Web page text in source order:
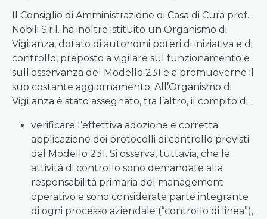
Il Consiglio di Amministrazione di Casa di Cura prof.
Nobili S.r.l. ha inoltre istituito un Organismo di
Vigilanza, dotato di autonomi poteri di iniziativa e di
controllo, preposto a vigilare sul funzionamento e
sull'osservanza del Modello 231 e a promuoverne il
suo costante aggiornamento. All’Organismo di
Vigilanza è stato assegnato, tra l’altro, il compito di:
verificare l’effettiva adozione e corretta
applicazione dei protocolli di controllo previsti
dal Modello 231. Si osserva, tuttavia, che le
attività di controllo sono demandate alla
responsabilità primaria del management
operativo e sono considerate parte integrante
di ogni processo aziendale (“controllo di linea”),